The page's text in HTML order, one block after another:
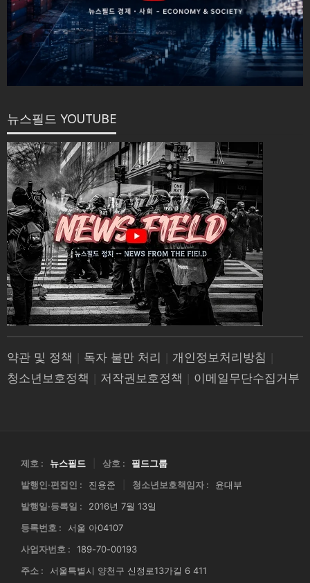
뉴스필드 YOUTUBE
약관 및 정책 | 독자 불만 처리 | 개인정보처리방침 |
청소년보호정책 | 저작권보호정책 | 이메일무단수집거부
제호 : 뉴스필드 상호 :
필드그룹
발행인·편집인 :
진용준 청소년보호책임자 :
윤대부
발행일·등록일 :
2016년 7월 13일
등록번호 :
서울 아04107
사업자번호 :
189-70-00193
주소 :
서울특별시 양천구 신정로13가길 6 411